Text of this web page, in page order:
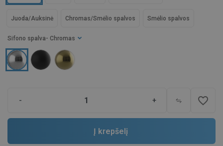
Sifono spalva - Chromas
Juoda/Auksinė Smėlio spalvos
Chromas/Smėlio spalvos
- + favorite_border
Į krepšelį